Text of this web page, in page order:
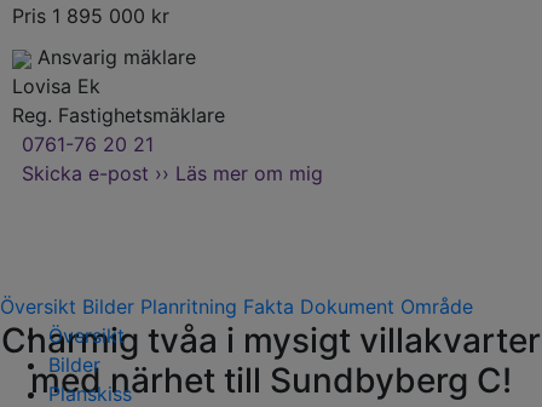
Pris 1 895 000 kr
Ansvarig mäklare
Lovisa Ek
Reg. Fastighetsmäklare
0761-76 20 21
Skicka e-post ›› Läs mer om mig
Översikt Bilder Planritning Fakta Dokument Område
Översikt
Bilder
Planskiss
Charmig tvåa i mysigt villakvarter
med närhet till Sundbyberg C!